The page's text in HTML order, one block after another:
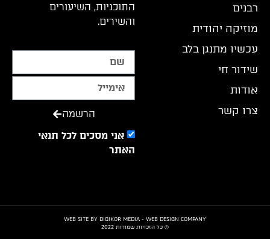
רבנים
מוזיקה יהודית
עכשיו מתנגן בלב
שידור חי
אודות
צרו קשר
התוכניות, השיעורים
והשירים.
אני מסכים לכל תנאי
האתר
הרשמה
WEB SITE BY DIGIKOR MEDIA - WEB DESIGN COMPANY
© כל הזכויות שמורות 2022